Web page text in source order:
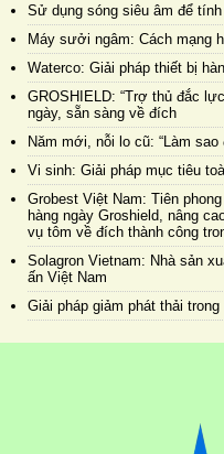
Sử dụng sóng siêu âm để
Máy sưởi ngâm: Cách mạng
Waterco: Giải pháp thiết bị
GROSHIELD: “Trợ thủ đắc
ngày, sẵn sàng về đích
Năm mới, nỗi lo cũ: “Làm
Vi sinh: Giải pháp mục tiêu
Grobest Việt Nam: Tiên
hàng ngày Groshield, nâng
vụ tôm về đích thành công
Solagron Vietnam: Nhà sản
ấn Việt Nam
Giải pháp giảm phát thải